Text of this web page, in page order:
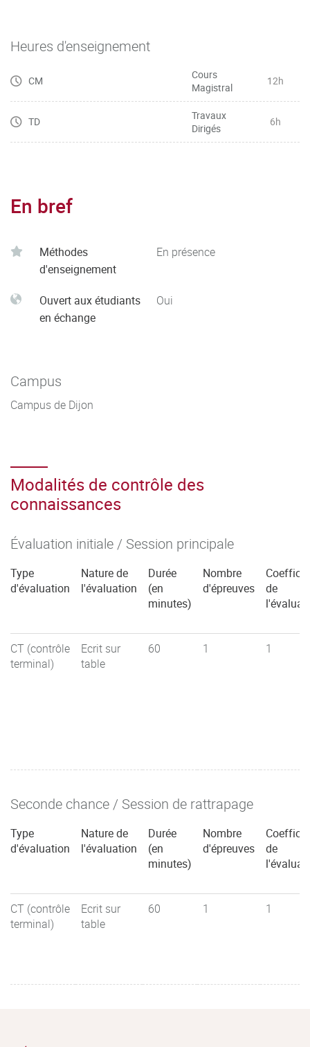
Heures d'enseignement
CM
Cours
Magistral
12h
TD
Travaux
Dirigés
6h
En bref
Méthodes
d'enseignement
En présence
Ouvert aux étudiants
en échange
Oui
Campus
Campus de Dijon
Modalités de contrôle des
connaissances
Évaluation initiale / Session principale
Type
d'évaluation
Nature de
l'évaluation
Durée
(en
minutes)
Nombre
d'épreuves
de
CT (contrôle
terminal)
Ecrit sur
table
60 1 1
Seconde chance / Session de rattrapage
Type
d'évaluation
Nature de
l'évaluation
Durée
(en
minutes)
Nombre
d'épreuves
de
CT (contrôle
terminal)
Ecrit sur
table
60 1 1